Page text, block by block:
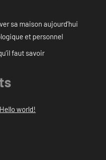
sa maison aujourd’hui
et personnel
faut savoir
Hello world!